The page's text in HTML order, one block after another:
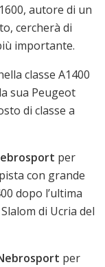
autore di un
cercherà di
importante.
classe A1400
sua Peugeot
di classe a
per
con grande
dopo l’ultima
di Ucria del
per